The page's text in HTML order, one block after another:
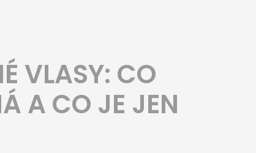
VLASY: CO
A CO JE JEN